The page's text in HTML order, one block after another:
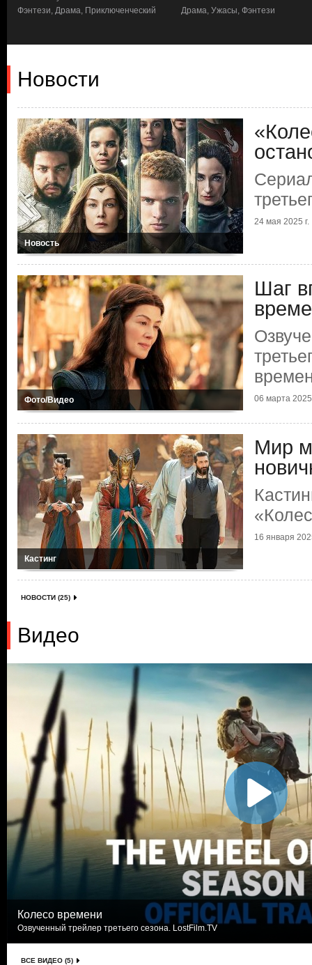
Фэнтези, Драма, Приключенческий Драма, Ужасы, Фэнтези
Новости
Новость
24 мая 2025 г.
Фото/Видео
Шаг
06 марта 2025
Кастинг
Мир
16 января
НОВОСТИ (25)
Видео
Колесо времени
Озвученный трейлер третьего сезона. LostFilm.TV
ВСЕ ВИДЕО (5)